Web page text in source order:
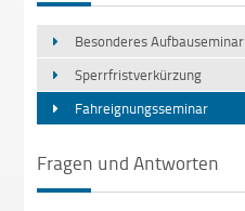
Besonderes Aufbauseminar
Sperrfristverkürzung
Fahreignungsseminar
Fragen und Antworten